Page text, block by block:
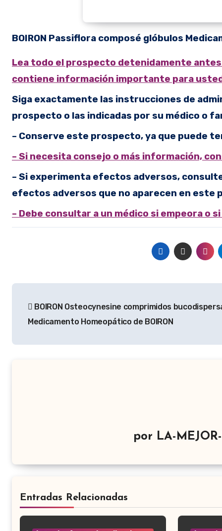
BOIRON Passiflora composé glóbulos
Lea todo el prospecto detenidamente antes de empezar a tomar este medicamento, porque
contiene información importante para
Siga exactamente las instrucciones de
prospecto o las indicadas por su médico o
– Conserve este prospecto, ya que puede
– Si necesita consejo o más información,
– Si experimenta efectos adversos,
efectos adversos que no aparecen en este
– Debe consultar a un médico si empeora o
de BOIRON Osteocynesine comprimidos
Medicamento Homeopático de BOIRON
por LA-
Entradas Relacionadas